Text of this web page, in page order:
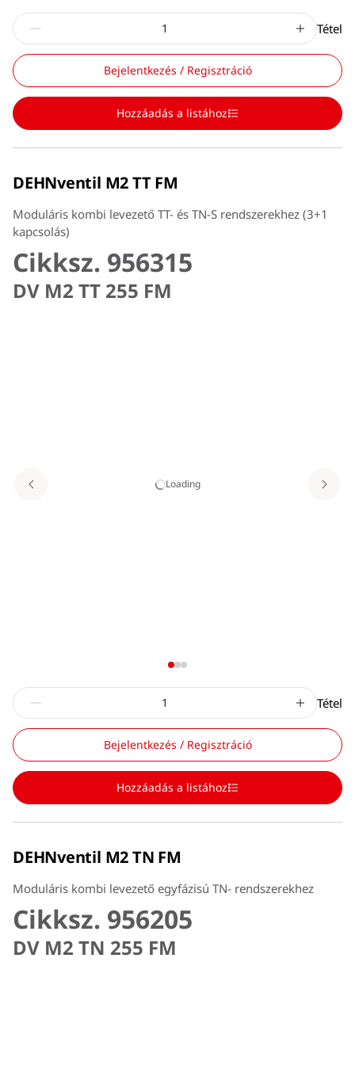
Tétel
Bejelentkezés / Regisztráció
Hozzáadás a listához
DEHNventil M2 TT FM
Moduláris kombi levezető TT- és TN-S rendszerekhez (3+1
kapcsolás)
Cikksz. 956315
DV M2 TT 255 FM
Loading
Tétel
Bejelentkezés / Regisztráció
Hozzáadás a listához
DEHNventil M2 TN FM
Moduláris kombi levezető egyfázisú TN- rendszerekhez
Cikksz. 956205
DV M2 TN 255 FM